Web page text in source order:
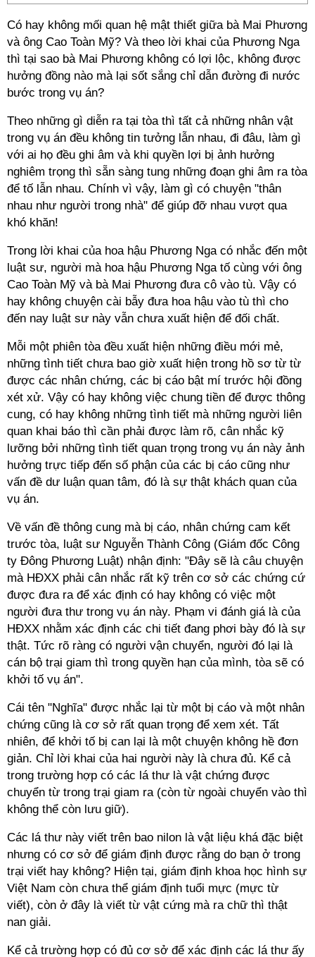
Có hay không mối quan hệ mật thiết giữa bà Mai Phương
và ông Cao Toàn Mỹ? Và theo lời khai của Phương Nga
thì tại sao bà Mai Phương không có lợi lộc, không được
hưởng đồng nào mà lại sốt sắng chỉ dẫn đường đi nước
bước trong vụ án?
Theo những gì diễn ra tại tòa thì tất cả những nhân vật
trong vụ án đều không tin tưởng lẫn nhau, đi đâu, làm gì
với ai họ đều ghi âm và khi quyền lợi bị ảnh hưởng
nghiêm trọng thì sẵn sàng tung những đoạn ghi âm ra tòa
để tố lẫn nhau. Chính vì vậy, làm gì có chuyện "thân
nhau như người trong nhà" để giúp đỡ nhau vượt qua
khó khăn!
Trong lời khai của hoa hậu Phương Nga có nhắc đến một
luật sư, người mà hoa hậu Phương Nga tố cùng với ông
Cao Toàn Mỹ và bà Mai Phương đưa cô vào tù. Vậy có
hay không chuyện cài bẫy đưa hoa hậu vào tù thì cho
đến nay luật sư này vẫn chưa xuất hiện để đối chất.
Mỗi một phiên tòa đều xuất hiện những điều mới mẻ,
những tình tiết chưa bao giờ xuất hiện trong hồ sơ từ từ
được các nhân chứng, các bị cáo bật mí trước hội đồng
xét xử. Vậy có hay không việc chung tiền để được thông
cung, có hay không những tình tiết mà những người liên
quan khai báo thì cần phải được làm rõ, cân nhắc kỹ
lưỡng bởi những tình tiết quan trọng trong vụ án này ảnh
hưởng trực tiếp đến số phận của các bị cáo cũng như
vấn đề dư luận quan tâm, đó là sự thật khách quan của
vụ án.
Về vấn đề thông cung mà bị cáo, nhân chứng cam kết
trước tòa, luật sư Nguyễn Thành Công (Giám đốc Công
ty Đông Phương Luật) nhận định: "Đây sẽ là câu chuyện
mà HĐXX phải cân nhắc rất kỹ trên cơ sở các chứng cứ
được đưa ra để xác định có hay không có việc một
người đưa thư trong vụ án này. Phạm vi đánh giá là của
HĐXX nhằm xác định các chi tiết đang phơi bày đó là sự
thật. Tức rõ ràng có người vận chuyển, người đó lại là
cán bộ trại giam thì trong quyền hạn của mình, tòa sẽ có
khởi tố vụ án".
Cái tên "Nghĩa" được nhắc lại từ một bị cáo và một nhân
chứng cũng là cơ sở rất quan trọng để xem xét. Tất
nhiên, để khởi tố bị can lại là một chuyện không hề đơn
giản. Chỉ lời khai của hai người này là chưa đủ. Kể cả
trong trường hợp có các lá thư là vật chứng được
chuyển từ trong trại giam ra (còn từ ngoài chuyển vào thì
không thể còn lưu giữ).
Các lá thư này viết trên bao nilon là vật liệu khá đặc biệt
nhưng có cơ sở để giám định được rằng do bạn ở trong
trại viết hay không? Hiện tại, giám định khoa học hình sự
Việt Nam còn chưa thể giám định tuổi mực (mực từ
viết), còn ở đây là viết từ vật cứng mà ra chữ thì thật
nan giải.
Kể cả trường hợp có đủ cơ sở để xác định các lá thư ấy